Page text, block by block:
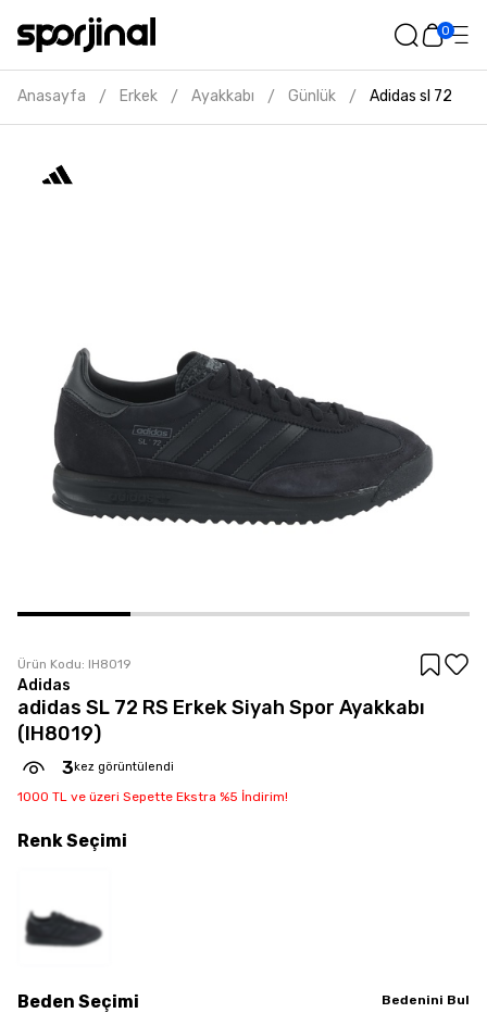
0
Anasayfa / Erkek / Ayakkabı / Günlük / Adidas sl 72 rs
Ürün Kodu: IH8019
Adidas
adidas SL 72 RS Erkek Siyah Spor Ayakkabı
(IH8019)
3 kez görüntülendi
1000 TL ve üzeri Sepette Ekstra %5 İndirim!
Beden Seçimi Bedenini Bul
RenkSeçimi